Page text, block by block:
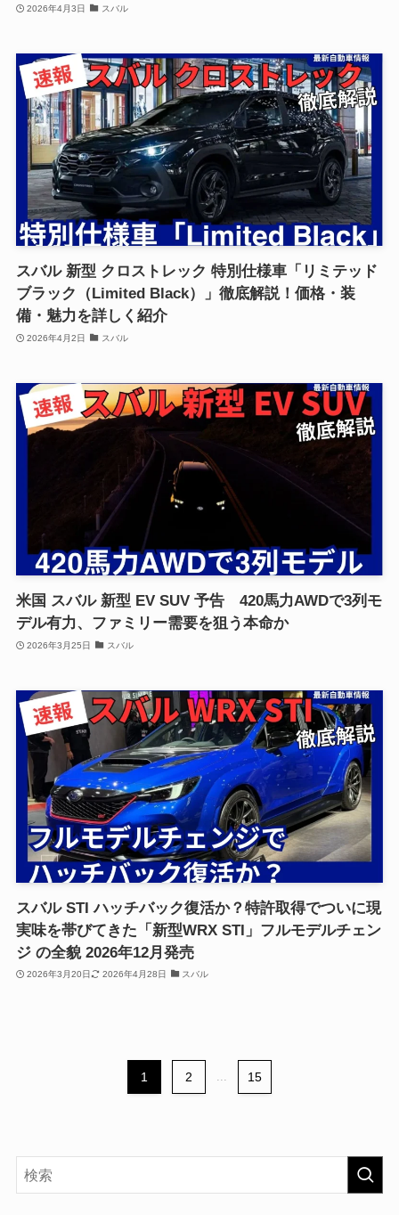
2026年4月3日 スバル
スバル 新型 クロストレック 特別仕様車「リミテッド
ブラック（Limited Black）」徹底解説！価格・装
備・魅力を詳しく紹介
2026年4月2日 スバル
米国 スバル 新型 EV SUV 予告 420馬力AWDで3列モ
デル有力、ファミリー需要を狙う本命か
2026年3月25日 スバル
スバル STI ハッチバック復活か？特許取得でついに現
実味を帯びてきた「新型WRX STI」フルモデルチェン
ジ の全貌 2026年12月発売
2026年3月20日 2026年4月28日 スバル
1 2 15